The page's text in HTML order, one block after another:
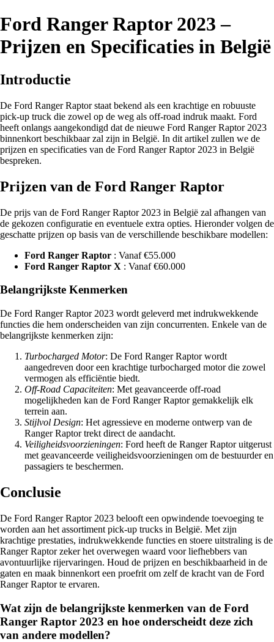
Ford Ranger Raptor 2023 –
Prijzen en Specificaties in België
Introductie
De Ford Ranger Raptor staat bekend als een krachtige en robuuste
pick-up truck die zowel op de weg als off-road indruk maakt. Ford
heeft onlangs aangekondigd dat de nieuwe Ford Ranger Raptor 2023
binnenkort beschikbaar zal zijn in België. In dit artikel zullen we de
prijzen en specificaties van de Ford Ranger Raptor 2023 in België
bespreken.
Prijzen van de Ford Ranger Raptor
De prijs van de Ford Ranger Raptor 2023 in België zal afhangen van
de gekozen configuratie en eventuele extra opties. Hieronder volgen de
geschatte prijzen op basis van de verschillende beschikbare modellen:
Ford Ranger Raptor : Vanaf €55.000
Ford Ranger Raptor X : Vanaf €60.000
Belangrijkste Kenmerken
De Ford Ranger Raptor 2023 wordt geleverd met indrukwekkende
functies die hem onderscheiden van zijn concurrenten. Enkele van de
belangrijkste kenmerken zijn:
Turbocharged Motor: De Ford Ranger Raptor wordt
aangedreven door een krachtige turbocharged motor die zowel
vermogen als efficiëntie biedt.
Off-Road Capaciteiten: Met geavanceerde off-road
mogelijkheden kan de Ford Ranger Raptor gemakkelijk elk
terrein aan.
Stijlvol Design: Het agressieve en moderne ontwerp van de
Ranger Raptor trekt direct de aandacht.
Veiligheidsvoorzieningen: Ford heeft de Ranger Raptor uitgerust
met geavanceerde veiligheidsvoorzieningen om de bestuurder en
passagiers te beschermen.
Conclusie
De Ford Ranger Raptor 2023 belooft een opwindende toevoeging te
worden aan het assortiment pick-up trucks in België. Met zijn
krachtige prestaties, indrukwekkende functies en stoere uitstraling is de
Ranger Raptor zeker het overwegen waard voor liefhebbers van
avontuurlijke rijervaringen. Houd de prijzen en beschikbaarheid in de
gaten en maak binnenkort een proefrit om zelf de kracht van de Ford
Ranger Raptor te ervaren.
Wat zijn de belangrijkste kenmerken van de Ford
Ranger Raptor 2023 en hoe onderscheidt deze zich
van andere modellen?